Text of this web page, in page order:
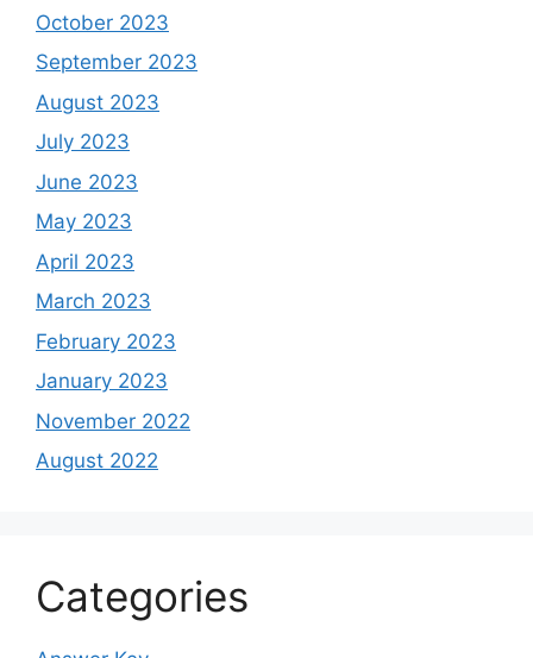
October 2023
September 2023
August 2023
July 2023
June 2023
May 2023
April 2023
March 2023
February 2023
January 2023
November 2022
August 2022
Categories